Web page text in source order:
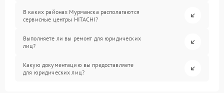
В каких районах Мурманска располагаются
сервисные центры HITACHI?
Выполняете ли вы ремонт для юридических
лиц?
Какую документацию вы предоставляете
для юридических лиц?